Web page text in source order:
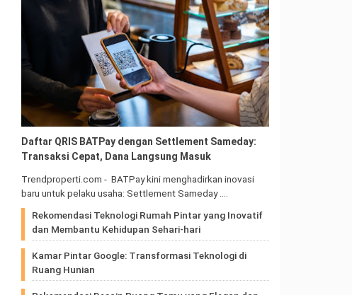
Daftar QRIS BATPay dengan Settlement Sameday:
Transaksi Cepat, Dana Langsung Masuk
Trendproperti.com - BATPay kini menghadirkan inovasi
baru untuk pelaku usaha: Settlement Sameday .…
Rekomendasi Teknologi Rumah Pintar yang Inovatif
dan Membantu Kehidupan Sehari-hari
Kamar Pintar Google: Transformasi Teknologi di
Ruang Hunian